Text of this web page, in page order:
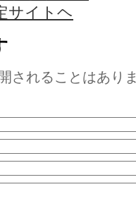
サイトヘ
されることはあり